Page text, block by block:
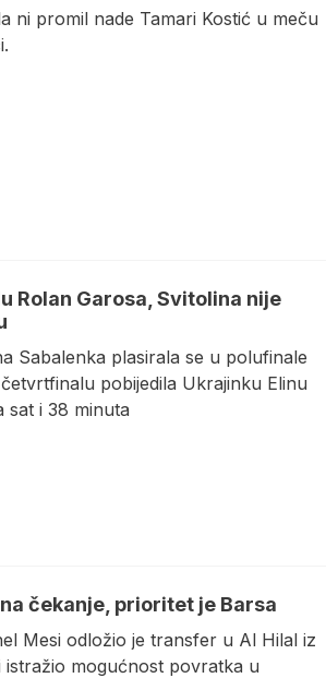
ni promil nade Tamari Kostić u meču
Rolan Garosa, Svitolina nije
Sabalenka plasirala se u polufinale
pobijedila Ukrajinku Elinu
sat i 38 minuta
čekanje, prioritet je Barsa
Mesi odložio je transfer u Al Hilal iz
istražio mogućnost povratka u